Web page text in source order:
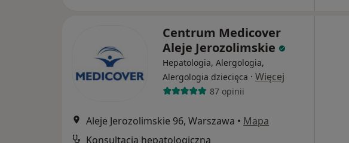
Centrum Medicover
Aleje Jerozolimskie
Hepatologia, Alergologia,
Alergologia dziecięca · Więcej
87 opinii
Aleje Jerozolimskie 96, Warszawa • Mapa
Konsultacja hepatologiczna